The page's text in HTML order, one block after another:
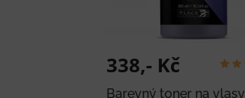
338,- Kč
Barevný toner na vlasy